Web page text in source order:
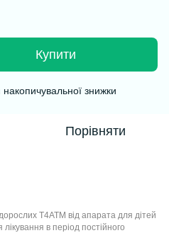
Купити
знижки
Порівняти
T4ATM від апарата для дітей
в період постійного